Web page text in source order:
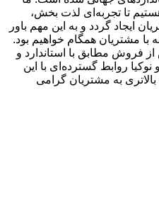
تا تجربه‌ای لذت بخش،
ایجاد گردد و به این مهم باور
با مشتریان همگام خواهیم بود.
فروش مطابق با استاندارد و
روابط گسترده‌ای با این
بالاتری به مشتریان گرامی